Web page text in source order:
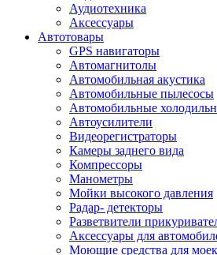
Аудиотехника
Аксессуары
Автотовары
GPS навигаторы
Автомагнитолы
Автомобильная акустика
Автомобильные пылесосы
Автомобильные
Автоусилители
Видеорегистраторы
Камеры заднего вида
Компрессоры
Манометры
Мойки высокого давления
Радар- детекторы
Разветвители
Аксессуары для
Моющие средства для